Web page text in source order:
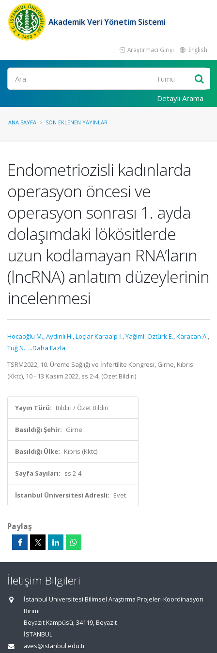
Akademik Veri Yönetim Sistemi
Araştırmacı Girişi English
Ara
Detaylı Arama
ANA SAYFA SON EKLENEN YAYINLAR
Endometriozisli kadınlarda
operasyon öncesi ve
operasyon sonrası 1. ayda
dolaşımdaki lökösitlerde
uzun kodlamayan RNA’ların
(lncRNA) anlatım düzeylerinin
incelenmesi
Hocaoğlu M.,Aydınlı H.,Loçlar Karaalp İ.,Yağimli Öztürk E.,Karacan A.,
Tuğ N., ...Daha Fazla
TSRM2022, 10. Üreme Sağlığı ve İnfertilite Kongresi, Girne, Kıbrıs
(Kktc), 10 - 13 Kasım 2022, ss.2-4, (Özet Bildiri)
Yayın Türü: Bildiri / Özet Bildiri
Basıldığı Şehir: Girne
Basıldığı Ülke: Kıbrıs (Kktc)
Sayfa Sayıları: ss.2-4
İstanbul Üniversitesi Adresli: Evet
Paylaş
İletişim Bilgileri
İstanbul Üniversitesi Bilimsel Araştırma Projeleri Koordinasyon
Birimi
Beyazıt Kampüsü, 34119, Beyazıt
İSTANBUL
aves@istanbul.edu.tr